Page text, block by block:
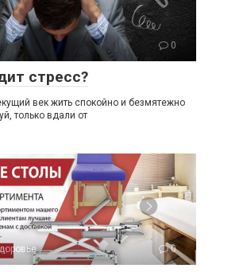
0
стресс?
век жить спокойно и безмятежно
только вдали от
0